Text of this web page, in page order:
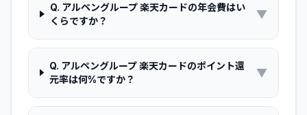
Q. アルペングループ 楽天カードの年会費はい
くらですか？
▼
Q. アルペングループ 楽天カードのポイント還
元率は何%ですか？
▼